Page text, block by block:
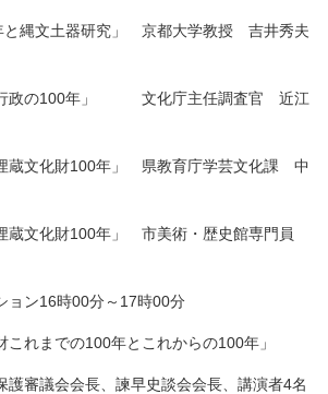
と縄文土器研究」 京都大学教授 吉井秀夫
行政の100年」 文化庁主任調査官 近江
埋蔵文化財100年」 県教育庁学芸文化課 中
蔵文化財100年」 市美術・歴史館専門員
ョン16時00分～17時00分
これまでの100年とこれからの100年」
護審議会会長、諫早史談会会長、講演者4名